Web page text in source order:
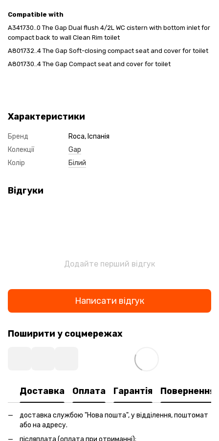
Compatible with
A341730..0 The Gap Dual flush 4/2L WC cistern with bottom inlet for
compact back to wall Clean Rim toilet
A801732..4 The Gap Soft-closing compact seat and cover for toilet
A801730..4 The Gap Compact seat and cover for toilet
Характеристики
Бренд
Roca, Іспанія
Колекції
Gap
Колір
Білий
Відгуки
Додайте перший відгук
Написати відгук
Поширити у соцмережах
Доставка Оплата Гарантія Повернення
доставка службою "Нова пошта", у відділення, поштомат
або на адресу.
післяплата (оплата при отриманні);